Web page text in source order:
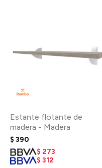
Estante flotante de
madera - Madera
$ 390
$ 273
$ 312